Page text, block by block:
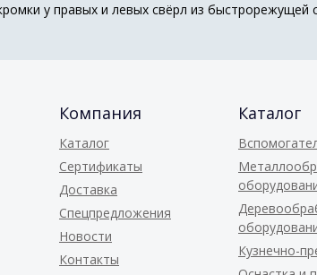
у правых и левых свёрл из
Компания
Каталог
Сертификаты
Доставка
Спецпредложения
Новости
Контакты
Каталог
Кузнечно-